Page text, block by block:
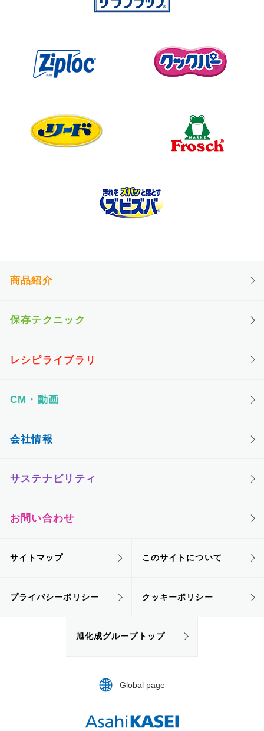
商品紹介
保存テクニック
レシピライブラリ
CM・動画
会社情報
サステナビリティ
お問い合わせ
サイトマップ このサイトについて
プライバシーポリシー クッキーポリシー
旭化成グループトップ
Global page